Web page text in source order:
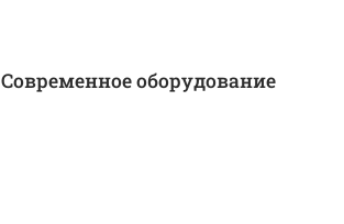
Современное оборудование